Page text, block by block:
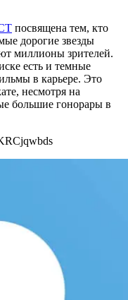
посвящена тем, кто
дорогие звезды
миллионы зрителей.
есть и темные
в карьере. Это
несмотря на
большие гонорары в